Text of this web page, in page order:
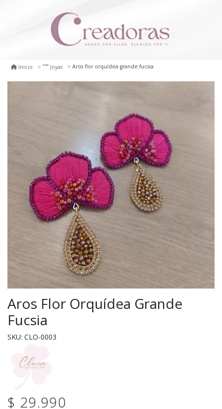
Inicio Joyas Aros flor orquídea grande fucsia
Aros Flor Orquídea Grande
Fucsia
SKU: CLO-0003
$ 29.990